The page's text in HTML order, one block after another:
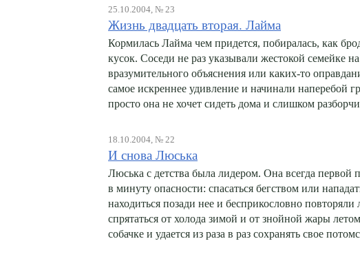
25.10.2004, № 23
Жизнь двадцать вторая. Лайма
Кормилась Лайма чем придется, побиралась, как
кусок. Соседи не раз указывали жестокой семейке
вразумительного объяснения или каких-то
самое искреннее удивление и начинали
просто она не хочет сидеть дома и слишком
18.10.2004, № 22
И снова Люська
Люська с детства была лидером. Она всегда первой
в минуту опасности: спасаться бегством или
находиться позади нее и бесприкословно
спрятаться от холода зимой и от знойной жары
собачке и удается из раза в раз сохранять свое